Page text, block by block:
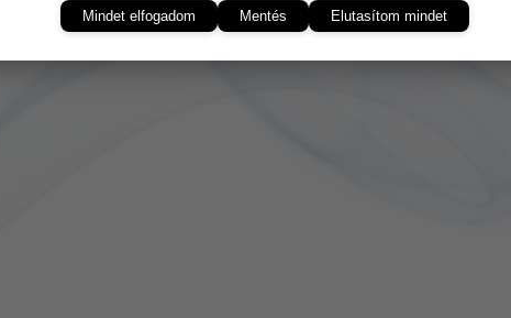
Mindet elfogadom Mentés Elutasítom mindet